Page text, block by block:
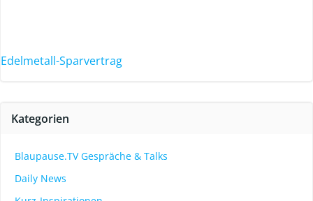
Edelmetall-Sparvertrag
Kategorien
Blaupause.TV Gespräche & Talks
Daily News